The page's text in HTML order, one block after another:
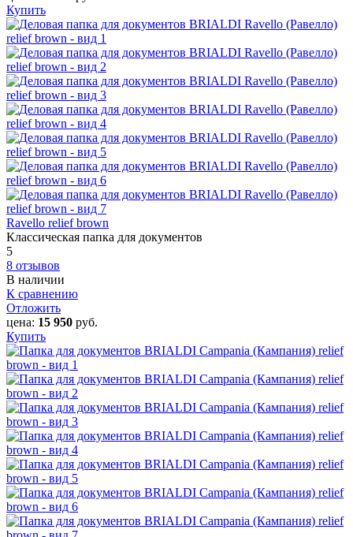
Купить
Ravello relief brown
Классическая папка для документов
5
8 отзывов
В наличии
К сравнению
Отложить
цена: 15 950 руб.
Купить